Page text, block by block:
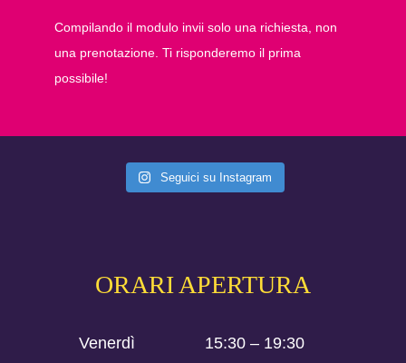
Compilando il modulo invii solo una richiesta, non
una prenotazione. Ti risponderemo il prima
possibile!
Seguici su Instagram
ORARI APERTURA
Venerdì 15:30 – 19:30